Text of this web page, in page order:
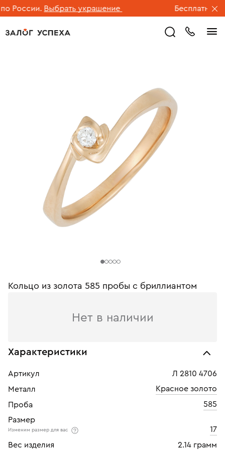
России. Выбрать украшение Бесплатная
Кольцо из золота 585 пробы с бриллиантом
Нет в наличии
Характеристики
Артикул
Л 2810 4706
Металл
Красное золото
Проба
585
Размер
Изменим размер для вас
17
Вес изделия
2.14 грамм